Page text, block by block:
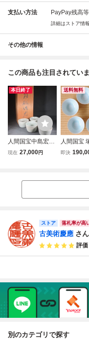
支払い方法 PayPay残高
詳細はストア情
その他の情報
この商品も注目されてい
本日終了
人間国宝中島宏
造 青磁湯呑 五
現在 27,000円
送料無料
人間国宝
本人作 青
即決
ストア 落札率が高
古美術慶應 さん
評価
別のカテゴリで探す